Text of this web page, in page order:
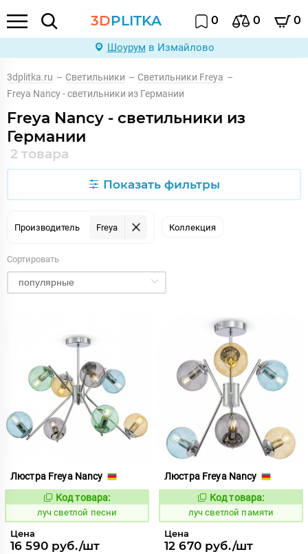
3DPLITKA 0 0 0
Шоурум в Измайлово
3dplitka.ru – Светильники – Светильники Freya –
Freya Nancy - светильники из Германии
Freya Nancy - светильники из
Германии
2 товара
Показать фильтры
Производитель Freya Коллекция
Сортировать
Люстра Freya Nancy
Код:
901069
Код товара:
луч светлой песни
Цена
16 590 руб./шт
Люстра Freya Nancy
Код:
901068
Код товара:
луч светлой памяти
Цена
12 670 руб./шт